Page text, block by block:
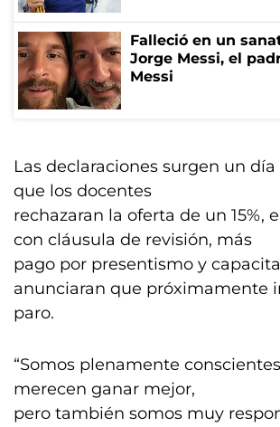
Falleció en un
Jorge Messi, el
Messi
Las declaraciones surgen un
que los docentes
rechazaran la oferta de un 15%,
con cláusula de revisión, más
pago por presentismo y
anunciaran que próximamente
paro.
“Somos plenamente
merecen ganar mejor,
pero también somos muy